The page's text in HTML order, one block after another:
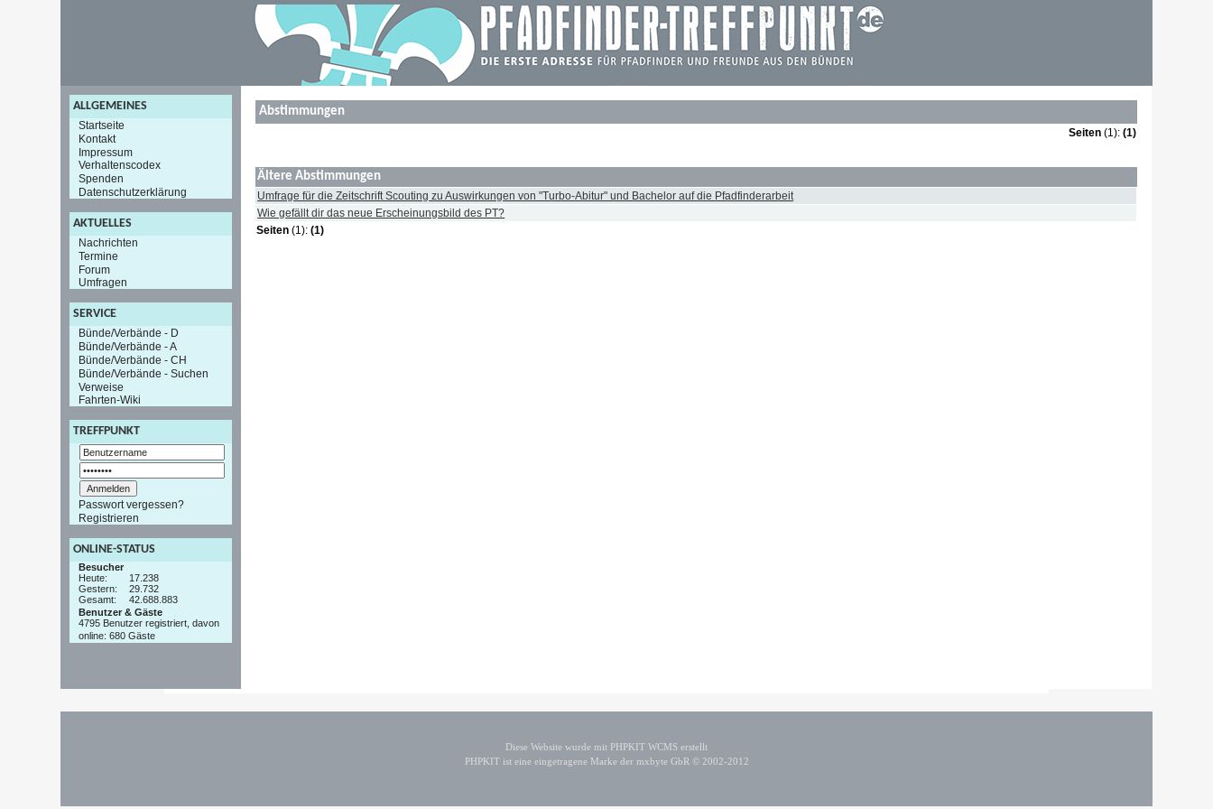
ALLGEMEINES
Startseite
Kontakt
Impressum
Verhaltenscodex
Spenden
Datenschutzerklärung
AKTUELLES
Nachrichten
Termine
Forum
Umfragen
SERVICE
Bünde/Verbände - D
Bünde/Verbände - A
Bünde/Verbände - CH
Bünde/Verbände - Suchen
Verweise
Fahrten-Wiki
TREFFPUNKT
Passwort vergessen?
Registrieren
ONLINE-STATUS
Besucher
Heute:
17.238
Gestern:
29.732
Gesamt:
42.688.883
Benutzer & Gäste
4795 Benutzer registriert, davon
online: 680 Gäste
Abstimmungen
Seiten (1):(1)
Ältere Abstimmungen
Umfrage für die Zeitschrift Scouting zu Auswirkungen von "Turbo-Abitur" und Bachelor auf die Pfadfinderarbeit
Wie gefällt dir das neue Erscheinungsbild des PT?
Seiten (1):(1)
Diese Website wurde mit PHPKIT WCMS erstellt
PHPKIT ist eine eingetragene Marke der mxbyte GbR © 2002-2012